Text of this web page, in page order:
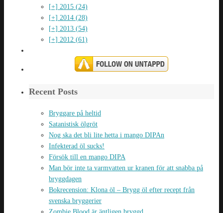
[+] 2015 (24)
[+] 2014 (28)
[+] 2013 (54)
[+] 2012 (61)
Recent Posts
Bryggare på heltid
Satanistisk ölgröt
Nog ska det bli lite hetta i mango DIPAn
Infekterad öl sucks!
Försök till en mango DIPA
Man bör inte ta varmvatten ur kranen för att snabba på
bryggdagen
Bokrecension: Klona öl – Brygg öl efter recept från
svenska bryggerier